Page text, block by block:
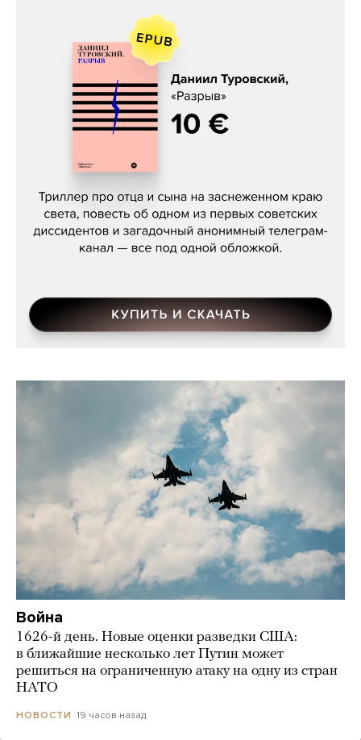
Даниил Туровский, «Разрыв»
Война
1626-й день. Новые оценки разведки США:
в ближайшие несколько лет Путин может
решиться на ограниченную атаку на одну из стран
НАТО
НОВОСТИ 19 часов назад